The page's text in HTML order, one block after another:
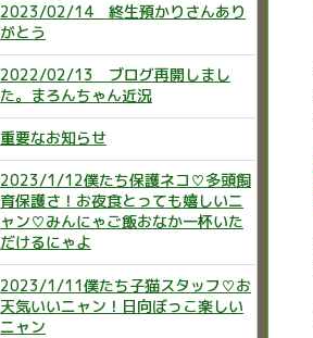
2023/02/14 終生預かりさんあり
がとう
2022/02/13 ブログ再開しまし
た。まろんちゃん近況
重要なお知らせ
2023/1/12僕たち保護ネコ♡多頭飼
育保護さ！お夜食とっても嬉しいニ
ャン♡みんにゃご飯おなか一杯いた
だけるにゃよ
2023/1/11僕たち子猫スタッフ♡お
天気いいニャン！日向ぼっこ楽しい
ニャン